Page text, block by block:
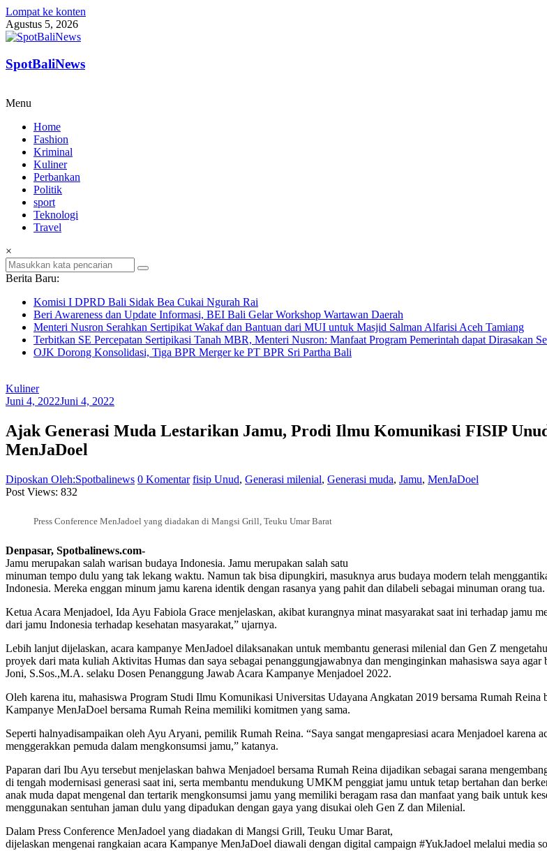
Lompat ke konten
Agustus 5, 2026
SpotBaliNews
Menu
Home
Fashion
Kriminal
Kuliner
Perbankan
Politik
sport
Teknologi
Travel
×
Berita Baru:
Komisi I DPRD Bali Sidak Bea Cukai Ngurah Rai
Beri Awareness dan Update Informasi, BEI Bali Gelar Workshop Wartawan Daerah
Menteri Nusron Serahkan Sertipikat Wakaf dan Bantuan dari MUI untuk Masjid Salman Alfarisi Aceh Tamiang
Terbitkan SE Percepatan Sertipikasi Tanah MBR, Menteri Nusron: Manfaat Program Pemerintah dapat Dirasakan
OJK Dorong Konsolidasi, Tiga BPR Merger ke PT BPR Sri Partha Bali
Kuliner
Juni 4, 2022Juni 4, 2022
Ajak Generasi Muda Lestarikan Jamu, Prodi Ilmu Komunikasi FISIP
MenJaDoel
Diposkan Oleh:Spotbalinews 0 Komentar fisip Unud, Generasi milenial, Generasi muda, Jamu, MenJaDoel
Post Views: 832
Press Conference MenJadoel yang diadakan di Mangsi Grill, Teuku Umar Barat
Denpasar, Spotbalinews.com-
Jamu merupakan salah warisan budaya Indonesia. Jamu merupakan salah satu
minuman tempo dulu yang tak lekang waktu. Namun tak bisa dipungkiri, masuknya arus budaya modern telah
Indonesia. Mereka enggan minum jamu karena identik dengan rasanya yang pahit dan dilabeli sebagai minuman orang tua.
Ketua Acara Menjadoel, Ida Ayu Fabiola Grace menjelaskan, akibat kurangnya minat masyarakat saat ini terhadap jamu
dari jamu Indonesia terhadap kesehatan masyarakat,” ujarnya.
Lebih lanjut dijelaskan, acara kampanye MenJadoel dilaksanakan untuk membantu generasi milenial dan Gen Z
proyek dari mata kuliah Aktivitas Humas dan saya sebagai penanggungjawabnya dan menginginkan mahasiswa saya
Joni, S.Sos.,M.A. selaku Dosen Penanggung Jawab Acara Kampanye Menjadoel 2022.
Oleh karena itu, mahasiswa Program Studi Ilmu Komunikasi Universitas Udayana Angkatan 2019 bersama Rumah
Kampanye MenJaDoel bersama Rumah Reina memiliki komitmen yang sama.
Seperti halnyadisampaikan oleh Ayu Aryani, pemilik Rumah Reina. “Saya sangat mengapresiasi acara Menjadoel
menggerakkan pemuda dalam mengkonsumsi jamu,” katanya.
Paparan dari Ibu Ayu tersebut menjelaskan bahwa Menjadoel bersama Rumah Reina dijadikan sebagai sarana
di tengah modernisasi generasi saat ini, serta membantu mendukung UMKM penggiat jamu untuk tetap bertahan dan
anak muda dapat mengenal dan tertarik mengkonsumsi jamu yang memiliki beragam rasa dan manfaat yang baik untuk
menggunakan sentuhan jaman dulu yang dipadukan dengan gaya yang disukai oleh Gen Z dan Milenial.
Dalam Press Conference MenJadoel yang diadakan di Mangsi Grill, Teuku Umar Barat,
dijelaskan mengenai rangkaian acara Kampanye MenJaDoel diawali dengan digital campaign #YukJadoel melalui media